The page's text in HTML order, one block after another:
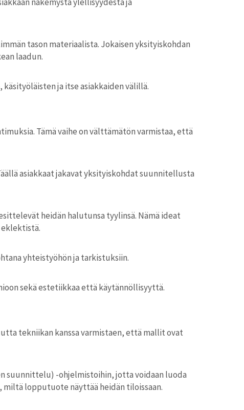
tason materiaalista. Jokaisen yksityiskohdan
laadun.
ja itse asiakkaiden välillä.
Tämä vaihe on välttämätön varmistaa, että
asiakkaat jakavat yksityiskohdat suunnitellusta
heidän halutunsa tyylinsä. Nämä ideat
eklektistä.
yhteistyöhön ja tarkistuksiin.
sekä estetiikkaa että käytännöllisyyttä.
tekniikan kanssa varmistaen, että mallit ovat
suunnittelu) -ohjelmistoihin, jotta voidaan luoda
miltä lopputuote näyttää heidän tiloissaan.